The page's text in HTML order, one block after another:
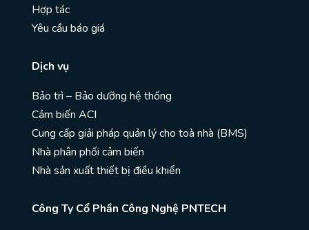
Hợp tác
Yêu cầu báo giá
Dịch vụ
Bảo trì – Bảo dưỡng hệ thống
Cảm biến ACI
Cung cấp giải pháp quản lý cho toà nhà (BMS)
Nhà phân phối cảm biến
Nhà sản xuất thiết bị điều khiển
Công Ty Cổ Phần Công Nghệ PNTECH